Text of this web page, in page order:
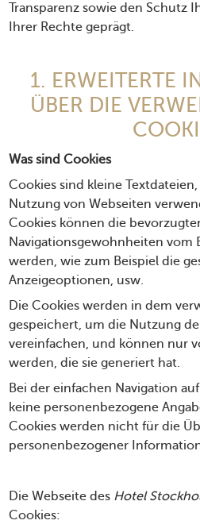
Transparenz sowie den Schutz
Ihrer Rechte geprägt.
1. ERWEITERTE
ÜBER DIE
Was sind Cookies
Cookies sind kleine
Nutzung von Webseiten
Cookies können die
Navigationsgewohnheiten vom
werden, wie zum Beispiel die
Anzeigeoptionen, usw.
Die Cookies werden in dem
gespeichert, um die Nutzung
vereinfachen, und können nur
werden, die sie generiert hat.
Bei der einfachen Navigation
keine personenbezogene
Cookies werden nicht für die
personenbezogener
Die Webseite des Hotel
Cookies: